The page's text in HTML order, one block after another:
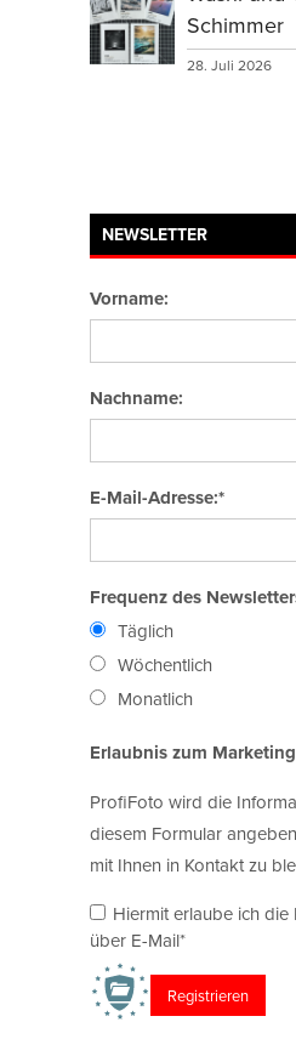
Schimmer
28. Juli 2026
NEWSLETTER
Vorname:
Nachname:
E-Mail-Adresse:*
Frequenz des
Täglich
Wöchentlich
Monatlich
Erlaubnis zum Marketing
ProfiFoto wird die
diesem Formular
mit Ihnen in Kontakt zu
Hiermit erlaube ich die
über E-Mail*